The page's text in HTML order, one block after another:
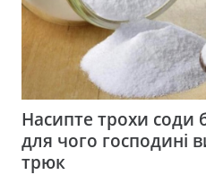
Насипте трохи соди
для чого господині
трюк